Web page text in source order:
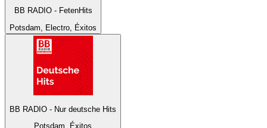
BB RADIO - FetenHits
Potsdam, Electro, Éxitos
BB RADIO - Nur deutsche Hits
Potsdam, Éxitos